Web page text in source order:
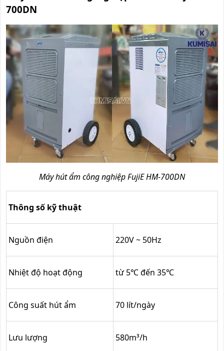
700DN
Máy hút ẩm công nghiệp FujiE HM-700DN
Thông số kỹ thuật
Nguồn điện 220V ~ 50Hz
Nhiệt độ hoạt động từ 5℃ đến 35℃
Công suất hút ẩm 70 lít/ngày
Lưu lượng 580m³/h